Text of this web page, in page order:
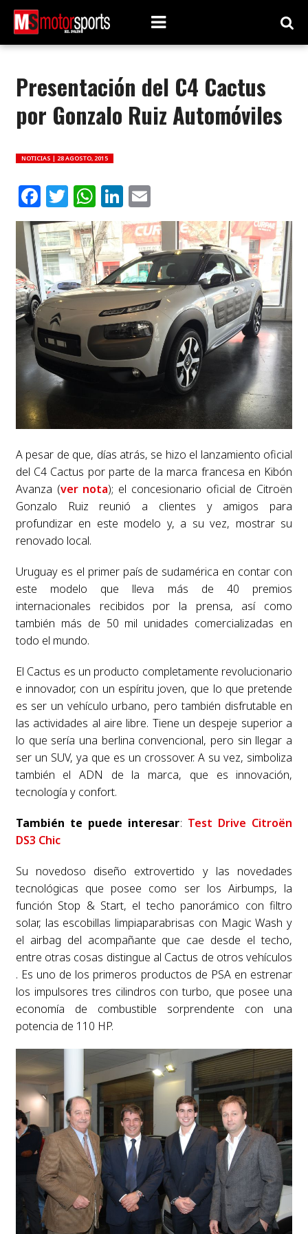
Presentación del C4 Cactus
por Gonzalo Ruiz Automóviles
NOTICIAS | 28 AGOSTO, 2015
Facebook
Twitter
WhatsApp
LinkedIn
Email
A pesar de que, días atrás, se hizo el lanzamiento oficial
del C4 Cactus por parte de la marca francesa en Kibón
Avanza (ver nota); el concesionario oficial de Citroën
Gonzalo Ruiz reunió a clientes y amigos para
profundizar en este modelo y, a su vez, mostrar su
renovado local.
Uruguay es el primer país de sudamérica en contar con
este modelo que lleva más de 40 premios
internacionales recibidos por la prensa, así como
también más de 50 mil unidades comercializadas en
todo el mundo.
El Cactus es un producto completamente revolucionario
e innovador, con un espíritu joven, que lo que pretende
es ser un vehículo urbano, pero también disfrutable en
las actividades al aire libre. Tiene un despeje superior a
lo que sería una berlina convencional, pero sin llegar a
ser un SUV, ya que es un crossover. A su vez, simboliza
también el ADN de la marca, que es innovación,
tecnología y confort.
También te puede interesar: Test Drive Citroën
DS3 Chic
Su novedoso diseño extrovertido y las novedades
tecnológicas que posee como ser los Airbumps, la
función Stop & Start, el techo panorámico con filtro
solar, las escobillas limpiaparabrisas con Magic Wash y
el airbag del acompañante que cae desde el techo,
entre otras cosas distingue al Cactus de otros vehículos
. Es uno de los primeros productos de PSA en estrenar
los impulsores tres cilindros con turbo, que posee una
economía de combustible sorprendente con una
potencia de 110 HP.